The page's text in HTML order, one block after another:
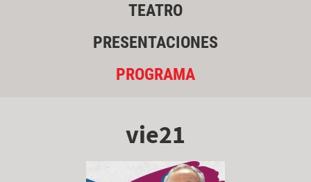
TEATRO
PRESENTACIONES
PROGRAMA
vie21